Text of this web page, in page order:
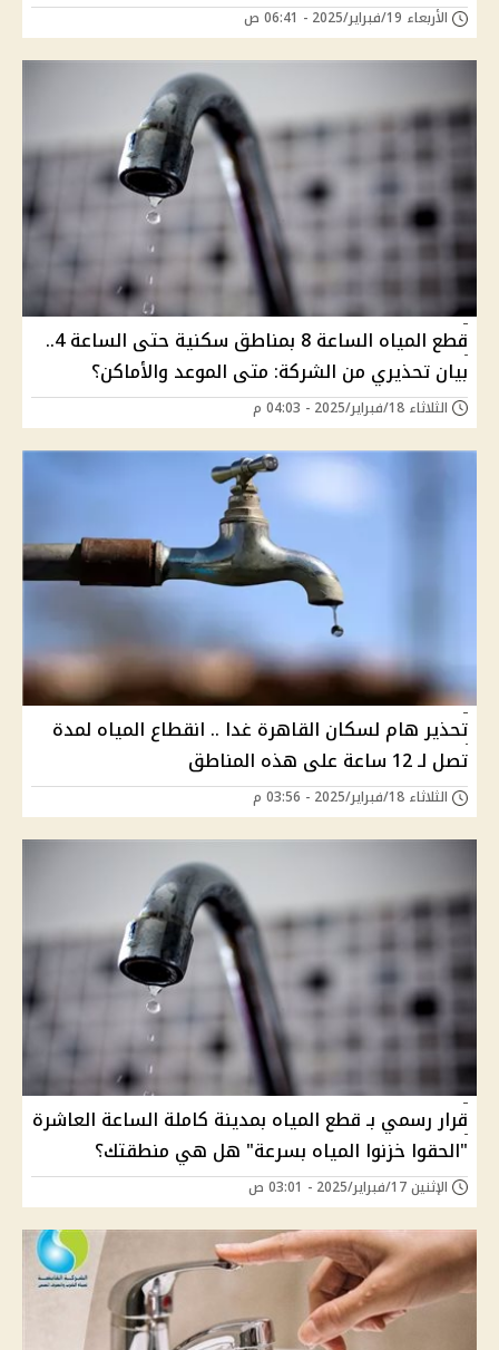
الأربعاء 19/فبراير/2025 - 06:41 ص
قطع المياه الساعة 8 بمناطق سكنية حتى الساعة 4..
بيان تحذيري من الشركة: متى الموعد والأماكن؟
الثلاثاء 18/فبراير/2025 - 04:03 م
تحذير هام لسكان القاهرة غدا .. انقطاع المياه لمدة
تصل لـ 12 ساعة على هذه المناطق
الثلاثاء 18/فبراير/2025 - 03:56 م
قرار رسمي بـ قطع المياه بمدينة كاملة الساعة العاشرة
"الحقوا خزنوا المياه بسرعة" هل هي منطقتك؟
الإثنين 17/فبراير/2025 - 03:01 ص